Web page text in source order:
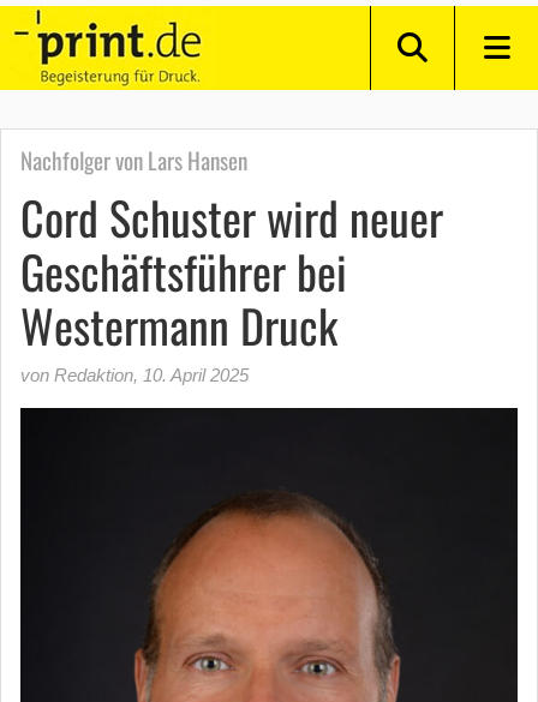
Nachfolger von Lars Hansen
Cord Schuster wird neuer
Geschäftsführer bei
Westermann Druck
von Redaktion, 10. April 2025